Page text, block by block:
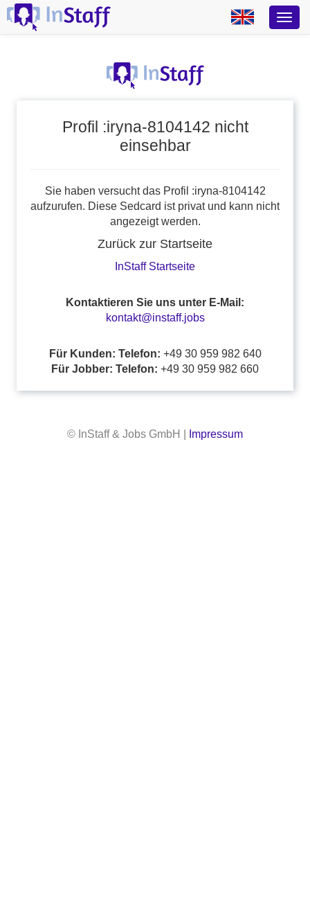
Profil :iryna-8104142 nicht
einsehbar
Sie haben versucht das Profil :iryna-8104142
aufzurufen. Diese Sedcard ist privat und kann nicht
angezeigt werden.
Zurück zur Startseite
InStaff Startseite
Kontaktieren Sie uns unter E-Mail:
kontakt@instaff.jobs
Für Kunden: Telefon: +49 30 959 982 640
Für Jobber: Telefon: +49 30 959 982 660
© InStaff & Jobs GmbH | Impressum